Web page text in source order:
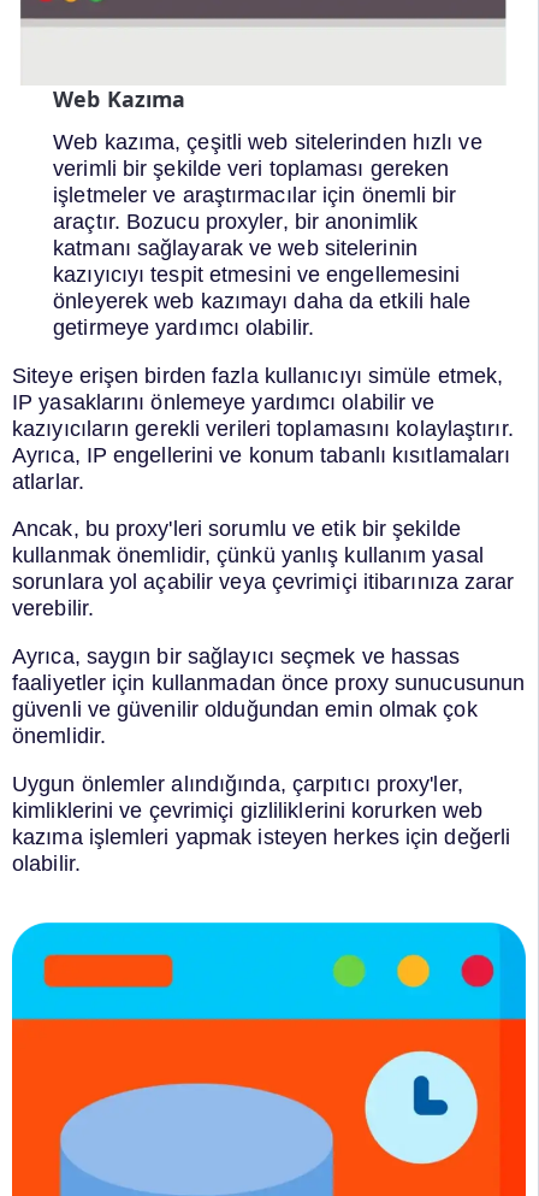
Web Kazıma
Web kazıma, çeşitli web sitelerinden hızlı ve
verimli bir şekilde veri toplaması gereken
işletmeler ve araştırmacılar için önemli bir
araçtır. Bozucu proxyler, bir anonimlik
katmanı sağlayarak ve web sitelerinin
kazıyıcıyı tespit etmesini ve engellemesini
önleyerek web kazımayı daha da etkili hale
getirmeye yardımcı olabilir.
Siteye erişen birden fazla kullanıcıyı simüle etmek,
IP yasaklarını önlemeye yardımcı olabilir ve
kazıyıcıların gerekli verileri toplamasını kolaylaştırır.
Ayrıca, IP engellerini ve konum tabanlı kısıtlamaları
atlarlar.
Ancak, bu proxy'leri sorumlu ve etik bir şekilde
kullanmak önemlidir, çünkü yanlış kullanım yasal
sorunlara yol açabilir veya çevrimiçi itibarınıza zarar
verebilir.
Ayrıca, saygın bir sağlayıcı seçmek ve hassas
faaliyetler için kullanmadan önce proxy sunucusunun
güvenli ve güvenilir olduğundan emin olmak çok
önemlidir.
Uygun önlemler alındığında, çarpıtıcı proxy'ler,
kimliklerini ve çevrimiçi gizliliklerini korurken web
kazıma işlemleri yapmak isteyen herkes için değerli
olabilir.